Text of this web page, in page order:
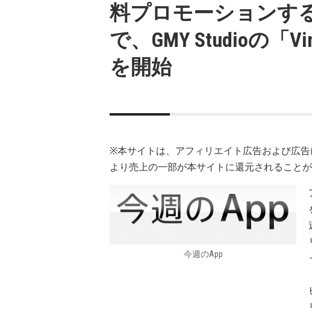
料プロモーションす
で、GMY Studioの「
を開始
※本サイトは、アフィリエイト広告および広
より売上の一部が本サイトに還元されることが
今週のApp